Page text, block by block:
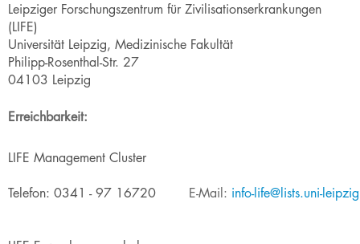
Leipziger Forschungszentrum für Zivilisationserkrankungen
(LIFE)
Universität Leipzig, Medizinische Fakultät
Philipp-Rosenthal-Str. 27
04103 Leipzig​​​
Erreichbarkeit:
LIFE Management Cluster​​
Telefon: 0341 - 97 16720 E-Mail: info-life@lists.uni-